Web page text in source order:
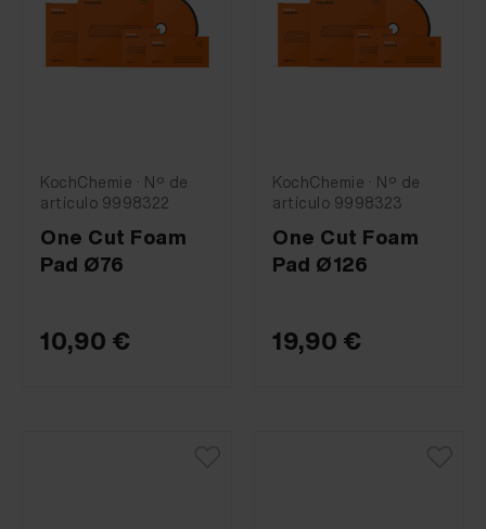
KochChemie · Nº de
artículo 9998322
One Cut Foam
Pad Ø76
10,90 €
KochChemie · Nº de
artículo 9998323
One Cut Foam
Pad Ø126
19,90 €